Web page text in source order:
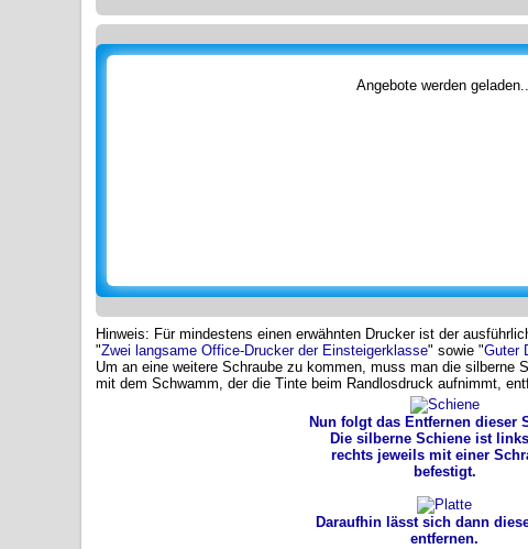
Angebote werden
Hinweis: Für mindestens einen erwähnten Drucker ist der
"Zwei langsame Office-Drucker der Einsteigerklasse" sowie "Guter
Um an eine weitere Schraube zu kommen, muss man die silberne
mit dem Schwamm, der die Tinte beim Randlosdruck aufnimmt,
Nun folgt das Entfernen dieser
Die silberne Schiene ist
rechts jeweils mit einer
befestigt.
Daraufhin lässt sich dann
entfernen.